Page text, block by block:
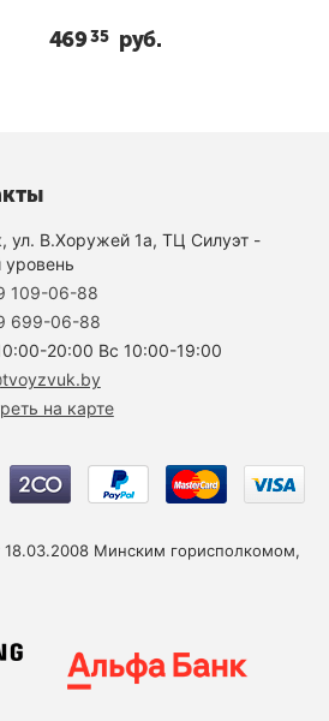
ул. В.Хоружей 1а, ТЦ Силуэт -
109-06-88
699-06-88
20:00 Вс 10:00-19:00
на карте
18.03.2008 Минским горисполкомом,